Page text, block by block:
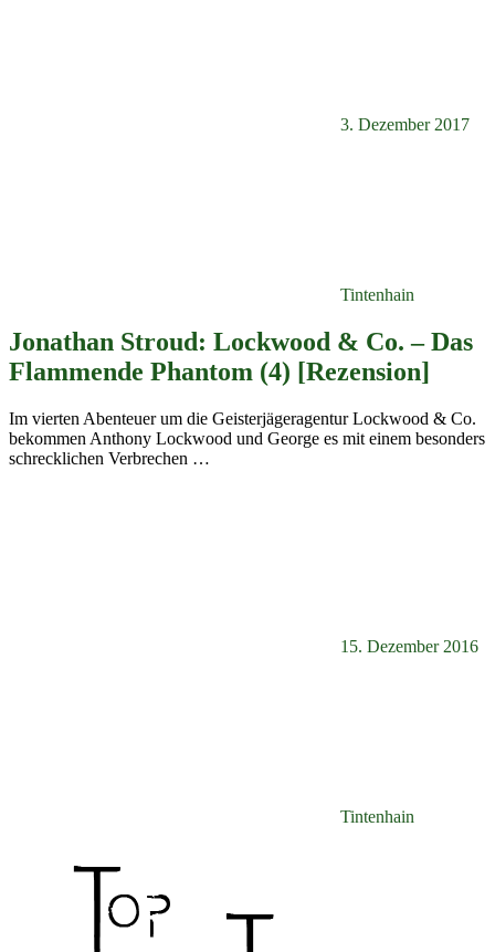
3. Dezember 2017
Tintenhain
Jonathan Stroud: Lockwood & Co. – Das
Flammende Phantom (4) [Rezension]
Im vierten Abenteuer um die Geisterjägeragentur Lockwood & Co.
bekommen Anthony Lockwood und George es mit einem besonders
schrecklichen Verbrechen …
15. Dezember 2016
Tintenhain